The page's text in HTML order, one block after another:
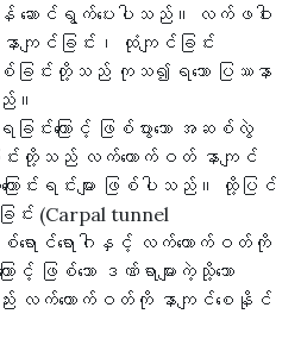
ောင်ရွက်ပေးပါသည်။ လက်ဖဝါး
ကျင်ခြင်း၊ ထုံကျင်ခြင်း
င်းတို့သည် ကုသ၍ရသော ပြဿနာ
ည်။
ကြောင့် ဖြစ်ပွားသော အဆစ်လွဲ
းတို့သည် လက်ကောက်ဝတ် နာကျင်
ောင်းရင်းများ ဖြစ်ပါသည်။ ထို့ပြင်
င်း (Carpal tunnel
ောင်ရောဂါနှင့် လက်ကောက်ဝတ်ကို
ဖြစ်သော ဒဏ်ရာများကဲ့သို့သော
ည်း လက်ကောက်ဝတ်ကို နာကျင်စေနိုင်